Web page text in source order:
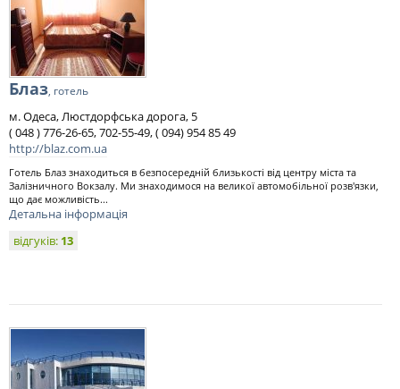
Блаз, готель
м. Одеса, Люстдорфська дорога, 5
( 048 ) 776-26-65, 702-55-49, ( 094) 954 85 49
http://blaz.com.ua
Готель Блаз знаходиться в безпосередній близькості від центру міста та
Залізничного Вокзалу. Ми знаходимося на великої автомобільної розв'язки,
що дає можливість...
Детальна інформація
відгуків: 13